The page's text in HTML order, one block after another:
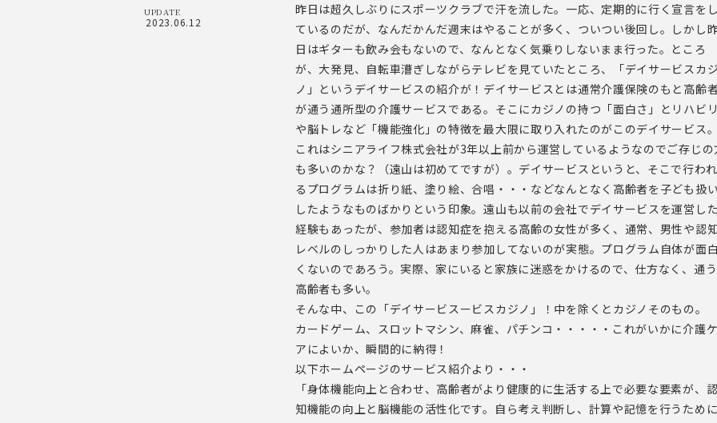
UPDATE
2023.06.12
昨日は超久しぶりにスポーツクラブで汗を流した。一応、定期的に行く宣言をし
ているのだが、なんだかんだ週末はやることが多く、ついつい後回し。しかし
日はギターも飲み会もないので、なんとなく気乗りしないまま行った。ところ
が、大発見、自転車漕ぎしながらテレビを見ていたところ、「デイサービスカジ
ノ」というデイサービスの紹介が！デイサービスとは通常介護保険のもと高齢
が通う通所型の介護サービスである。そこにカジノの持つ「面白さ」とリハビリ
や脳トレなど「機能強化」の特徴を最大限に取り入れたのがこのデイサービス。
これはシニアライフ株式会社が3年以上前から運営しているようなのでご存じの
も多いのかな？（遠山は初めてですが）。デイサービスというと、そこで行われ
るプログラムは折り紙、塗り絵、合唱・・・などなんとなく高齢者を子ども扱い
したようなものばかりという印象。遠山も以前の会社でデイサービスを運営した
経験もあったが、参加者は認知症を抱える高齢の女性が多く、通常、男性や認
レベルのしっかりした人はあまり参加してないのが実態。プログラム自体が面白
くないのであろう。実際、家にいると家族に迷惑をかけるので、仕方なく、通う
高齢者も多い。
そんな中、この「デイサービスービスカジノ」！中を除くとカジノそのもの。
カードゲーム、スロットマシン、麻雀、パチンコ・・・・・これがいかに介護ケ
アによいか、瞬間的に納得！
以下ホームページのサービス紹介より・・・
「身体機能向上と合わせ、高齢者がより健康的に生活する上で必要な要素が、認
知機能の向上と脳機能の活性化です。自ら考え判断し、計算や記憶を行うために